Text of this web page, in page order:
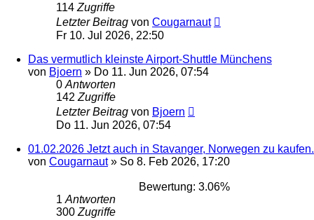
114 Zugriffe
Letzter Beitrag von Cougarnaut
Fr 10. Jul 2026, 22:50
Das vermutlich kleinste Airport-Shuttle Münchens
von Bjoern » Do 11. Jun 2026, 07:54
0 Antworten
142 Zugriffe
Letzter Beitrag von Bjoern
Do 11. Jun 2026, 07:54
01.02.2026 Jetzt auch in Stavanger, Norwegen zu kaufen.
von Cougarnaut» So 8. Feb 2026, 17:20
Bewertung: 3.06%
1 Antworten
300 Zugriffe